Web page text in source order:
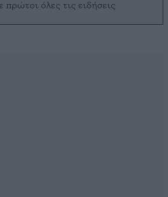
πρώτοι όλες τις ειδήσεις